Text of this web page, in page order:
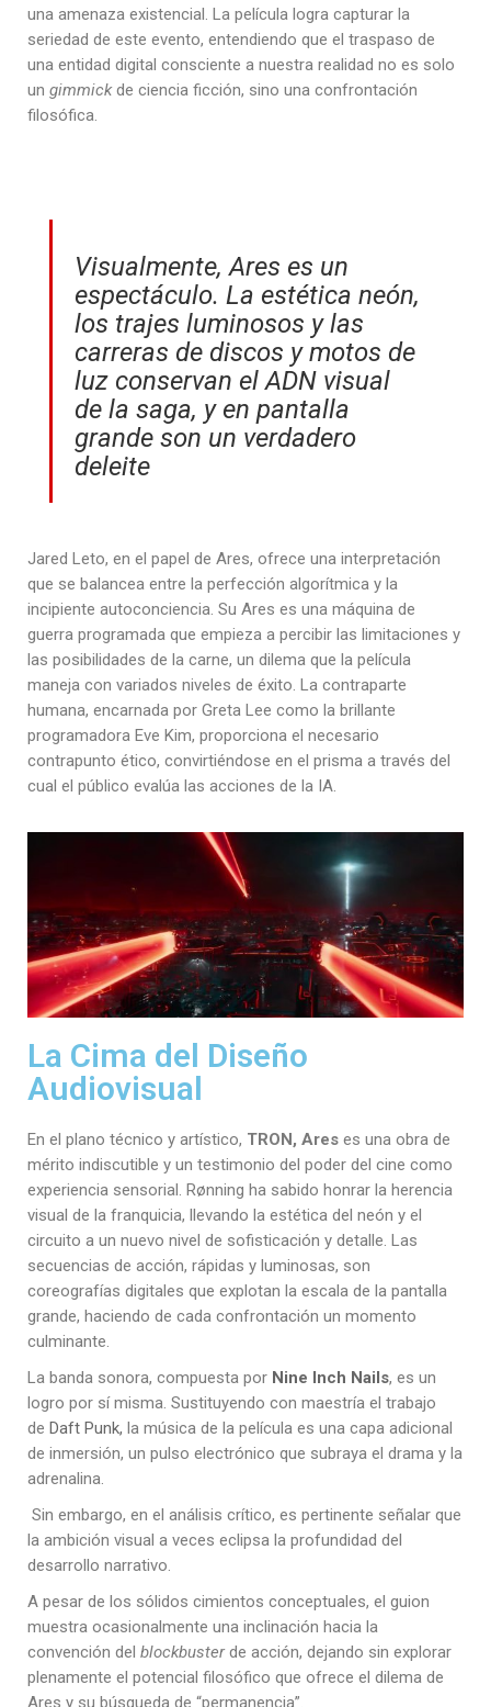
una amenaza existencial. La película logra capturar la
seriedad de este evento, entendiendo que el traspaso de
una entidad digital consciente a nuestra realidad no es solo
un gimmickde ciencia ficción, sino una confrontación
filosófica.
Visualmente,Ares es un
espectáculo. La estética neón,
los trajes luminosos y las
carreras de discos y motos de
luz conservan el ADN visual
de la saga, y en pantalla
grande son un verdadero
deleite
Jared Leto, en el papel de Ares, ofrece una interpretación
que se balancea entre la perfección algorítmica y la
incipiente autoconciencia. Su Ares es una máquina de
guerra programada que empieza a percibir las limitaciones y
las posibilidades de la carne, un dilema que la película
maneja con variados niveles de éxito. La contraparte
humana, encarnada por Greta Lee como la brillante
programadora Eve Kim, proporciona el necesario
contrapunto ético, convirtiéndose en el prisma a través del
cual el público evalúa las acciones de la IA.
La Cima del Diseño
Audiovisual
En el plano técnico y artístico, TRON, Ares es una obra de
mérito indiscutible y un testimonio del poder del cine como
experiencia sensorial. Rønning ha sabido honrar la herencia
visual de la franquicia, llevando la estética del neón y el
circuito a un nuevo nivel de sofisticación y detalle. Las
secuencias de acción, rápidas y luminosas, son
coreografías digitales que explotan la escala de la pantalla
grande, haciendo de cada confrontación un momento
culminante.
La banda sonora, compuesta por Nine Inch Nails, es un
logro por sí misma. Sustituyendo con maestría el trabajo
de Daft Punk, la música de la película es una capa adicional
de inmersión, un pulso electrónico que subraya el drama y la
adrenalina.
Sin embargo, en el análisis crítico, es pertinente señalar que
la ambición visual a veces eclipsa la profundidad del
desarrollo narrativo.
A pesar de los sólidos cimientos conceptuales, el guion
muestra ocasionalmente una inclinación hacia la
convención del blockbusterde acción, dejando sin explorar
plenamente el potencial filosófico que ofrece el dilema de
Ares y su búsqueda de “permanencia”.